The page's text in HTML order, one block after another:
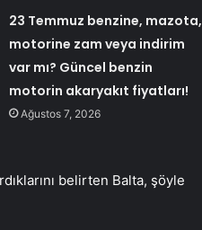
23 Temmuz benzine, mazota,
motorine zam veya indirim
var mı? Güncel benzin
motorin akaryakıt fiyatları!
Ağustos 7, 2026
belirten Balta, şöyle